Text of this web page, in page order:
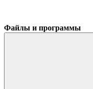
Файлы и программы